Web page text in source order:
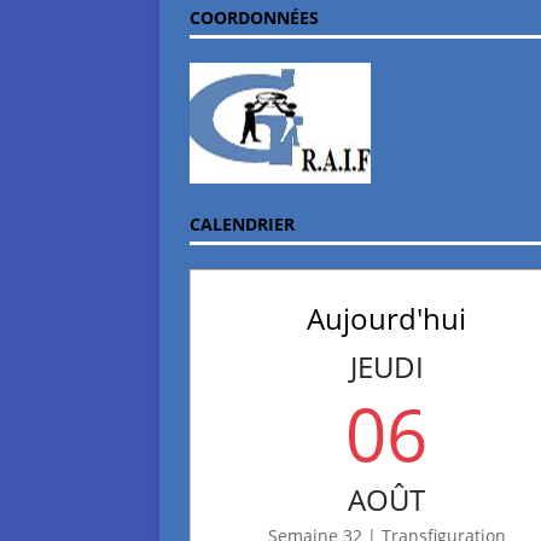
COORDONNÉES
CALENDRIER
Aujourd'hui
JEUDI
06
AOÛT
Semaine 32 | Transfiguration